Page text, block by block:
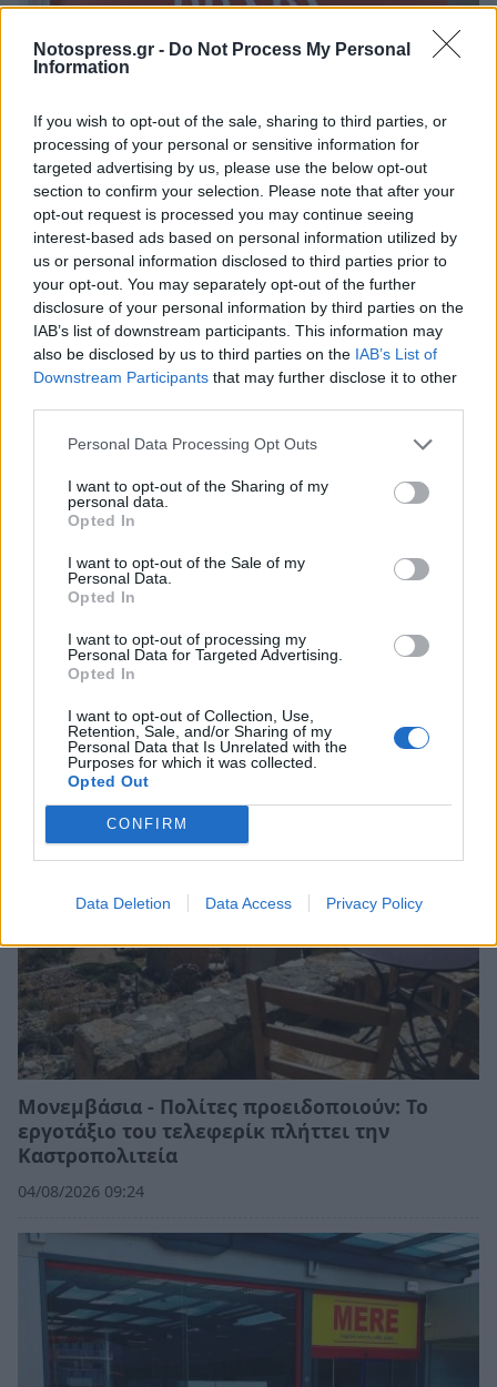
Notospress.gr - Do Not Process My Personal
Information
If you wish to opt-out of the sale, sharing to third parties, or
processing of your personal or sensitive information for
targeted advertising by us, please use the below opt-out
section to confirm your selection. Please note that after your
opt-out request is processed you may continue seeing
interest-based ads based on personal information utilized by
us or personal information disclosed to third parties prior to
your opt-out. You may separately opt-out of the further
disclosure of your personal information by third parties on the
IAB’s list of downstream participants. This information may
also be disclosed by us to third parties on the IAB’s List of
Downstream Participants that may further disclose it to other
Personal Data Processing Opt Outs
I want to opt-out of the Sharing of my
personal data.
Opted In
I want to opt-out of the Sale of my
Personal Data.
Opted In
I want to opt-out of processing my
Personal Data for Targeted Advertising.
Opted In
I want to opt-out of Collection, Use,
Retention, Sale, and/or Sharing of my
Personal Data that Is Unrelated with the
Purposes for which it was collected.
Opted Out
CONFIRM
Data Deletion Data Access Privacy Policy
Σπάρτη: EYECONIK με σημαντικές εκπτώσεις
στην «Ανοικτή πόλη» και τη «Λευκή νύκτα»
07/08/2026 10:53
πραγματική ευκαιρία!
05/08/2026 08:33
Μονεμβάσια - Πολίτες προειδοποιούν: Το
εργοτάξιο του τελεφερίκ πλήττει την
Καστροπολιτεία
04/08/2026 09:24